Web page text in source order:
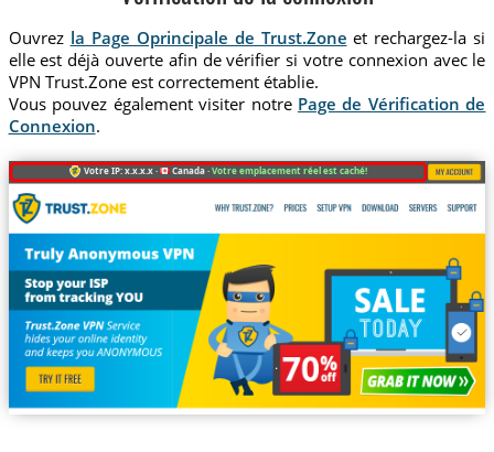
Ouvrez la Page Oprincipale de Trust.Zone et rechargez-la si
elle est déjà ouverte afin de vérifier si votre connexion avec le
VPN Trust.Zone est correctement établie.
Vous pouvez également visiter notre Page de Vérification de
Connexion.
Votre IP: x.x.x.x · Canada ·Votre emplacement réel est caché!